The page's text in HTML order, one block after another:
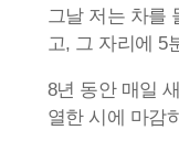
그날 저는 차를
고, 그 자리에 5
8년 동안 매일
열한 시에 마감